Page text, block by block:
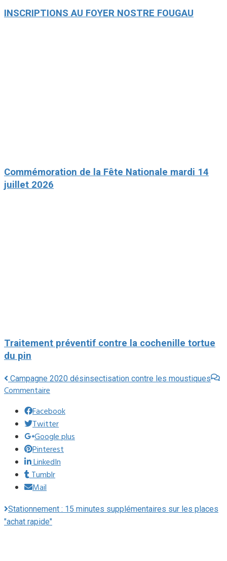
INSCRIPTIONS AU FOYER NOSTRE FOUGAU
Commémoration de la Fête Nationale mardi 14
juillet 2026
Traitement préventif contre la cochenille tortue
du pin
Campagne 2020 désinsectisation contre les moustiques
Commentaire
Facebook
Twitter
Google plus
Pinterest
LinkedIn
Tumblr
Mail
Stationnement : 15 minutes supplémentaires sur les places
"achat rapide"